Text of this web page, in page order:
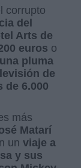
corrupto
del
Arts de
euros o
pluma
de
de 6.000
más
Matarí
unviaje a
y sus